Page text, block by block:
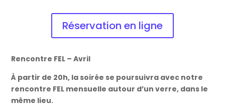
Réservation en ligne
Rencontre FEL – Avril
À partir de 20h, la soirée se poursuivra avec notre
rencontre FEL mensuelle autour d’un verre, dans le
même lieu.